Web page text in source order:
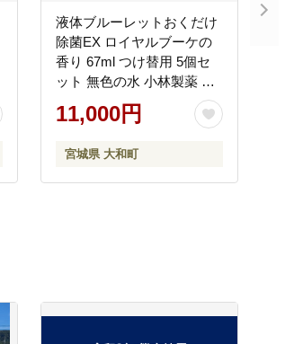
液体ブルーレットおくだけ
除菌EX ロイヤルブーケの
香り 67ml つけ替用 5個セ
ット 無色の水 小林製薬 ブ
ルーレット ホワイト トイ
レ用合成洗剤 トイレ掃除
え 付け替え 付替え
【CGC】ta479
11,000円
宮城県 大和町